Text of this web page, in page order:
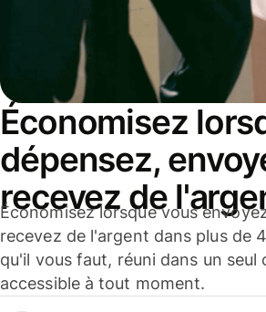
Économisez
dépensez,
recevez de
Économisez lorsque vous
recevez de l'argent dans plus de
qu'il vous faut, réuni dans un seul
accessible à tout moment.